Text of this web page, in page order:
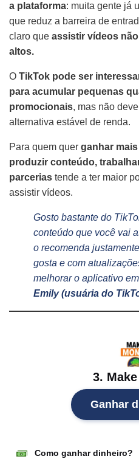
a plataforma: muita gente já
que reduz a barreira de
claro que assistir vídeos
altos.
O TikTok pode ser
para acumular pequenas
promocionais, mas não
alternativa estável de renda.
Para quem quer ganhar
produzir conteúdo,
parcerias tende a ter maior
assistir vídeos.
Gosto bastante do
conteúdo que você vai
o recomenda
gosta e com
melhorar o aplicativo
Emily (usuária do
3.
Ganhar
Como ganhar dinheiro?